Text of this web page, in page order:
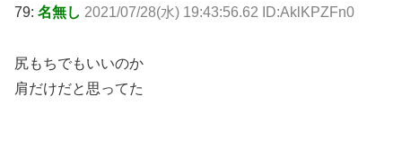
79: 名無し 2021/07/28(水) 19:43:56.62 ID:AklKPZFn0
尻もちでもいいのか
肩だけだと思ってた